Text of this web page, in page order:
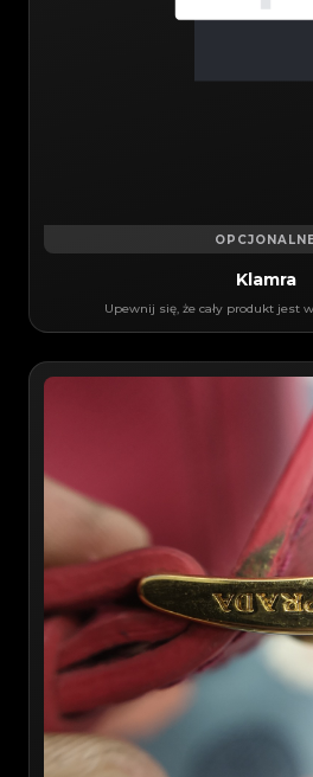
Klamra
Upewnij się, że cały produkt jest